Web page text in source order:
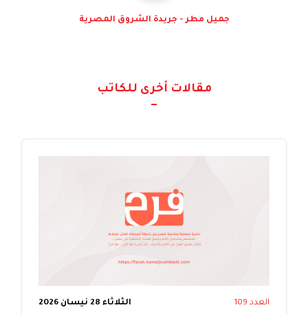
جميل مطر - جريدة الشروق المصرية
مقالات أخرى للكاتب
العدد 109 الثلاثاء 28 نيسان 2026